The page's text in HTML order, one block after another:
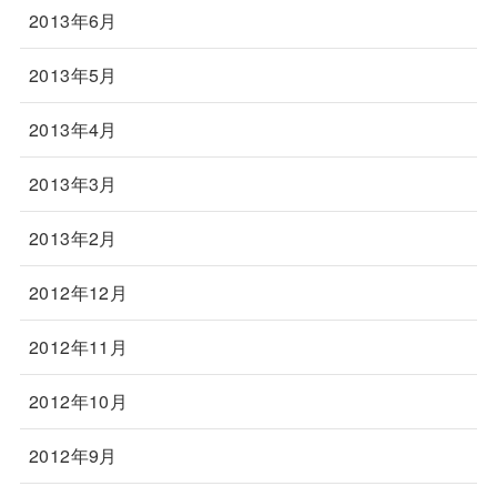
2013年6月
2013年5月
2013年4月
2013年3月
2013年2月
2012年12月
2012年11月
2012年10月
2012年9月